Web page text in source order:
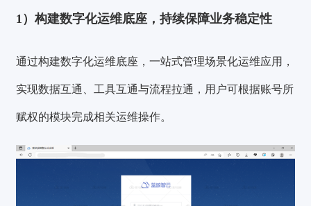
1）构建数字化运维底座，持续保障业务稳定性
通过构建数字化运维底座，一站式管理场景化运维应用，
实现数据互通、工具互通与流程拉通，用户可根据账号所
赋权的模块完成相关运维操作。